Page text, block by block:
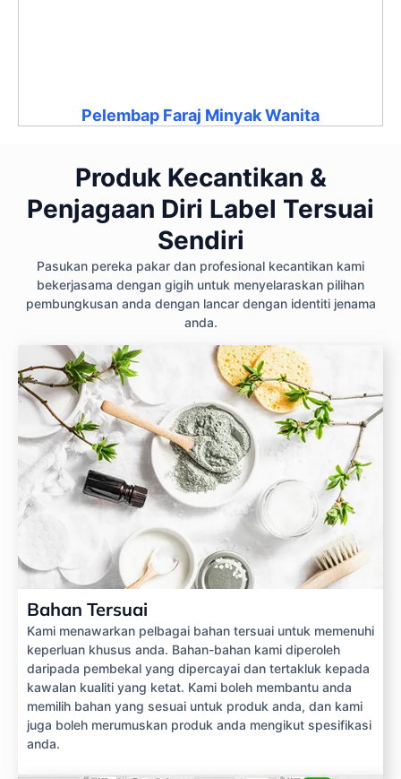
Pelembap Faraj Minyak Wanita
Produk Kecantikan &
Penjagaan Diri Label Tersuai
Sendiri
Pasukan pereka pakar dan profesional kecantikan kami
bekerjasama dengan gigih untuk menyelaraskan pilihan
pembungkusan anda dengan lancar dengan identiti jenama
anda.
Bahan Tersuai
Kami menawarkan pelbagai bahan tersuai untuk memenuhi
keperluan khusus anda. Bahan-bahan kami diperoleh
daripada pembekal yang dipercayai dan tertakluk kepada
kawalan kualiti yang ketat. Kami boleh membantu anda
memilih bahan yang sesuai untuk produk anda, dan kami
juga boleh merumuskan produk anda mengikut spesifikasi
anda.